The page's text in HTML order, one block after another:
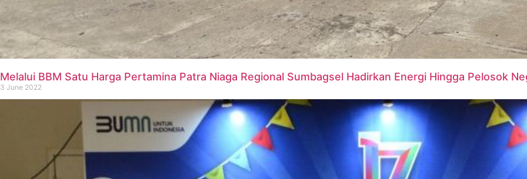
Melalui BBM Satu Harga Pertamina Patra Niaga Regional Sumbagsel Hadirkan Energi Hingga Pelosok
3 June 2022